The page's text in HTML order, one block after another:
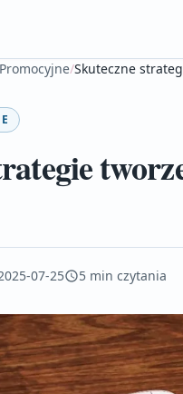
/Skuteczne
07-25 5 min czytania